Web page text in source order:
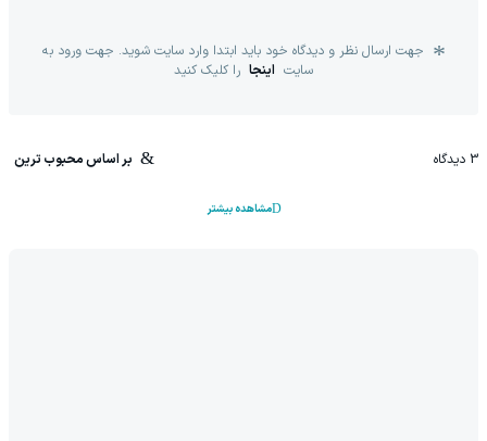
جهت ارسال نظر و دیدگاه خود باید ابتدا وارد سایت شوید. جهت ورود به
سایت اینجا را کلیک کنید
3 دیدگاه بر اساس محبوب ترین
مشاهده بیشتر